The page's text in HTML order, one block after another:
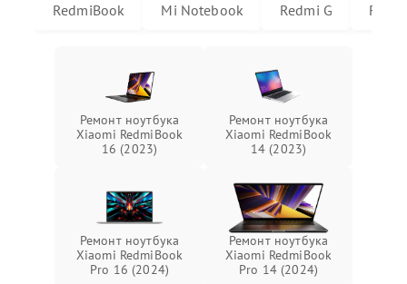
RedmiBook Mi Notebook Redmi G
Ремонт ноутбука
Xiaomi RedmiBook
16 (2023)
Ремонт ноутбука
Xiaomi RedmiBook
14 (2023)
Ремонт ноутбука
Xiaomi RedmiBook
Pro 16 (2024)
Ремонт ноутбука
Xiaomi RedmiBook
Pro 14 (2024)